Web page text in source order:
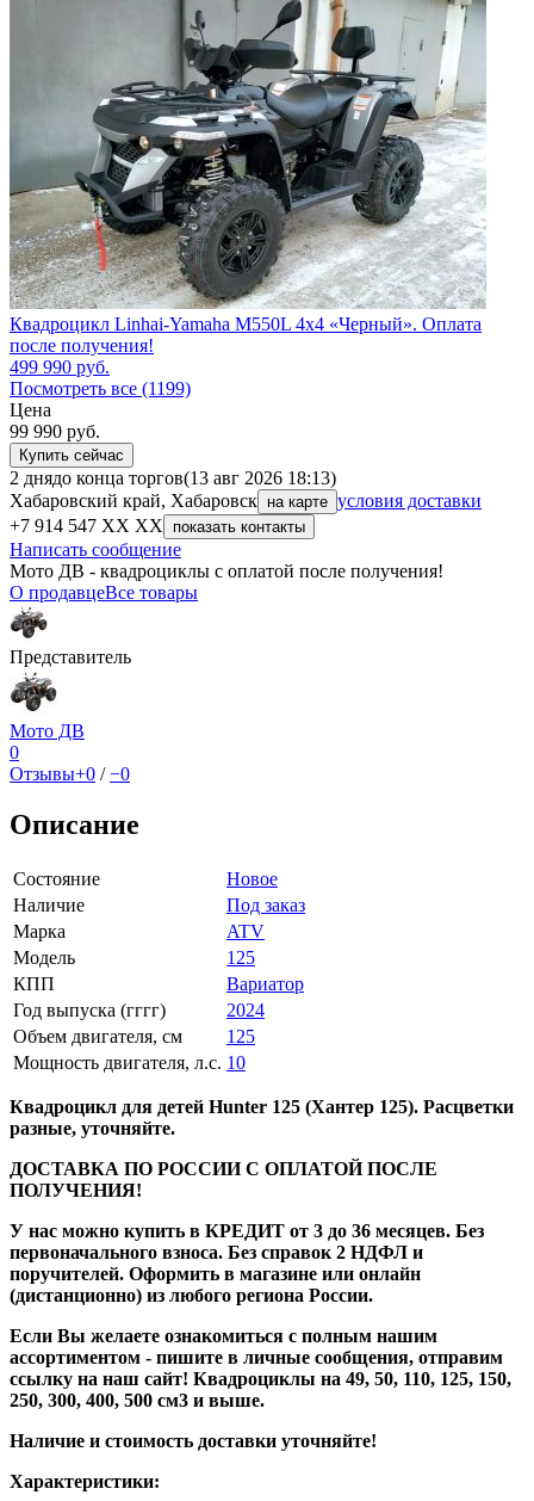
Квадроцикл Linhai-Yamaha M550L 4x4 «Черный». Оплата
после получения!
499 990 руб.
Посмотреть все (1199)
Цена
99 990 руб.
Купить сейчас
2 днядо конца торгов(13 авг 2026 18:13)
Хабаровский край, Хабаровск на карте условия доставки
+7 914 547 XX XX
показать контакты
Написать сообщение
Мото ДВ - квадроциклы с оплатой после получения!
О продавцеВсе товары
Представитель
Мото ДВ
0
Отзывы+0 /−0
Описание
Состояние
Новое
Наличие
Под заказ
Марка
ATV
Модель
125
КПП
Вариатор
Год выпуска (гггг)
2024
Объем двигателя, см
125
Мощность двигателя, л.с. 10
Квадроцикл для детей Hunter 125 (Хантер 125). Расцветки
разные, уточняйте.
ДОСТАВКА ПО РОССИИ С ОПЛАТОЙ ПОСЛЕ
ПОЛУЧЕНИЯ!
У нас можно купить в КРЕДИТ от 3 до 36 месяцев. Без
первоначального взноса. Без справок 2 НДФЛ и
поручителей. Оформить в магазине или онлайн
(дистанционно) из любого региона России.
Если Вы желаете ознакомиться с полным нашим
ассортиментом - пишите в личные сообщения, отправим
ссылку на наш сайт! Квадроциклы на 49, 50, 110, 125, 150,
250, 300, 400, 500 см3 и выше.
Наличие и стоимость доставки уточняйте!
Характеристики: